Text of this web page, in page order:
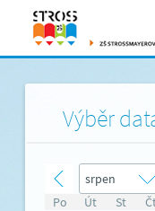
Výběr
Po Út St